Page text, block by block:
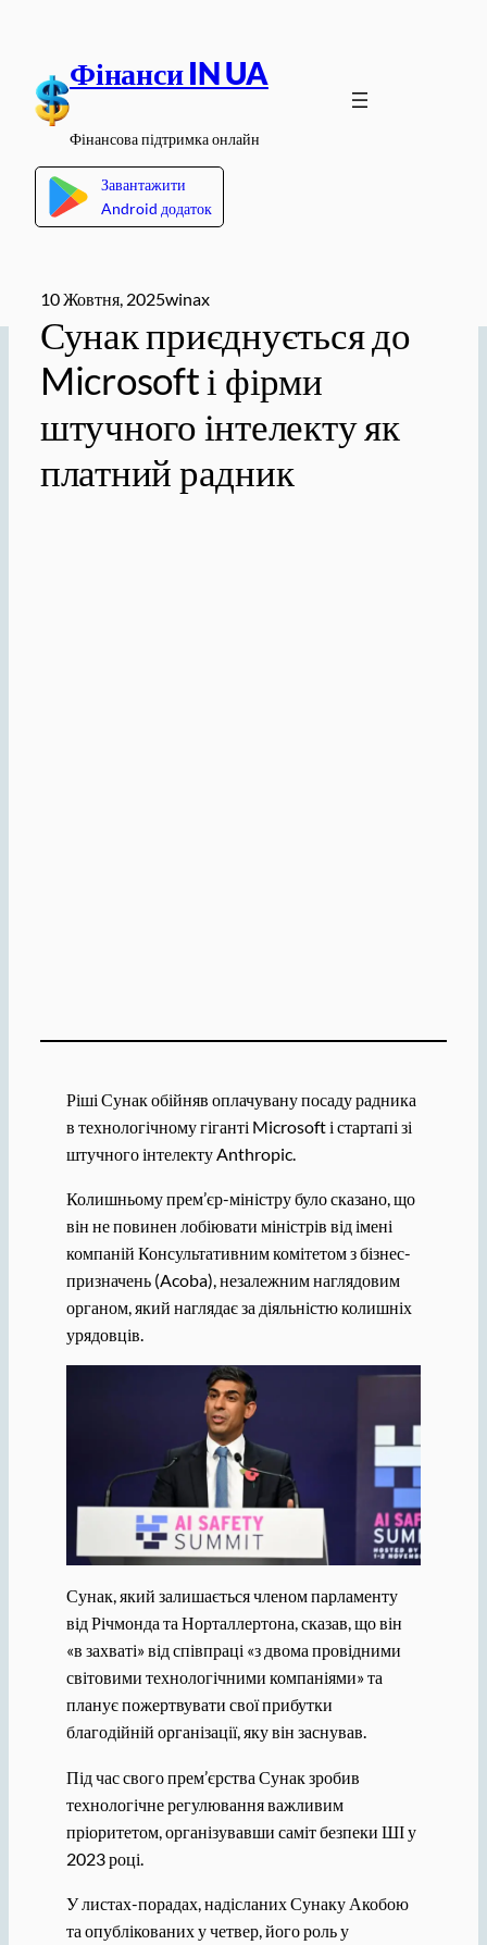
вмісту
Фінанси IN UA
Фінансова підтримка онлайн
Завантажити
Android додаток
10 Жовтня, 2025winax
Сунак приєднується до
Microsoft і фірми
штучного інтелекту як
платний радник
Ріші Сунак обійняв оплачувану посаду радника
в технологічному гіганті Microsoft і стартапі зі
штучного інтелекту Anthropic.
Колишньому прем’єр-міністру було сказано, що
він не повинен лобіювати міністрів від імені
компаній Консультативним комітетом з бізнес-
призначень (Acoba), незалежним наглядовим
органом, який наглядає за діяльністю колишніх
урядовців.
Сунак, який залишається членом парламенту
від Річмонда та Норталлертона, сказав, що він
«в захваті» від співпраці «з двома провідними
світовими технологічними компаніями» та
планує пожертвувати свої прибутки
благодійній організації, яку він заснував.
Під час свого прем’єрства Сунак зробив
технологічне регулювання важливим
пріоритетом, організувавши саміт безпеки ШІ у
2023 році.
У листах-порадах, надісланих Сунаку Акобою
та опублікованих у четвер, його роль у